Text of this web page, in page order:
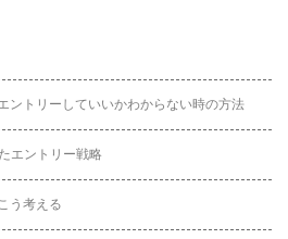
ントリーしていいかわからない時の方法
エントリー戦略
う考える